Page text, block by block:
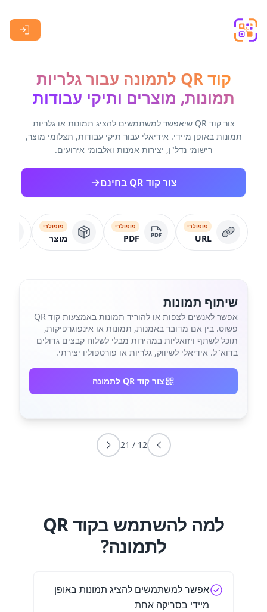
קוד QR לתמונה עבור גלריות
תמונות, מוצרים ותיקי עבודות
צור קוד QR שיאפשר למשתמשים להציג תמונות או גלריות
תמונות באופן מיידי. אידיאלי עבור תיקי עבודות, תצלומי מוצר,
רישומי נדל"ן, יצירות אמנות ואלבומי אירועים.
צור קוד QR בחינם
פופולרי
URL
פופולרי
PDF
פופולרי
מוצר
שיתוף תמונות
אפשר לאנשים לצפות או להוריד תמונות באמצעות קוד QR
פשוט. בין אם מדובר באמנות, תמונות או אינפוגרפיקות,
תוכל לשתף ויזואליות במהירות מבלי לשלוח קבצים גדולים
בדוא"ל. אידיאלי לשיווק, גלריות או פורטפוליו יצירתי.
צור קוד QR לתמונה
12
/
21
למה להשתמש בקוד QR
לתמונה?
אפשר למשתמשים להציג תמונות באופן
מיידי בסריקה אחת